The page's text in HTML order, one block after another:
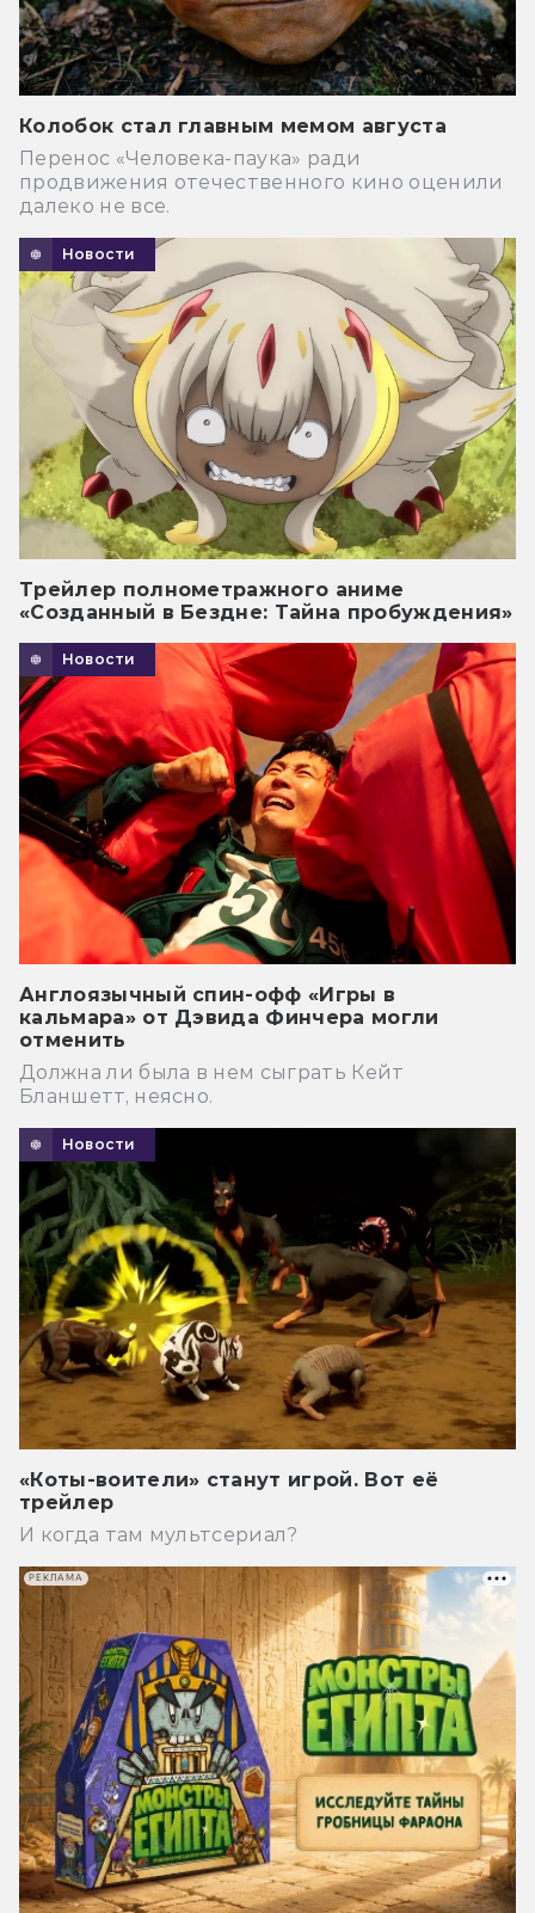
Колобок стал главным мемом августа
Перенос «Человека-паука» ради
продвижения отечественного кино оценили
далеко не все.
Новости
Трейлер полнометражного аниме
«Созданный в Бездне: Тайна пробуждения»
Новости
Англоязычный спин-офф «Игры в
кальмара» от Дэвида Финчера могли
отменить
Должна ли была в нем сыграть Кейт
Бланшетт, неясно.
Новости
«Коты-воители» станут игрой. Вот её
трейлер
И когда там мультсериал?
РЕКЛАМА